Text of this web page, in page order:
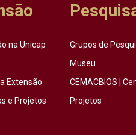
na Unicap
Extensão
e Projetos
Grupos de
Museu
CEMACBIOS |
Projetos